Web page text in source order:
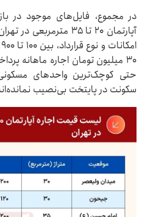
در مجموع، فایل‌های موجود در
آپارتمان ۲۰ تا ۳۵
۳۰ میلیون تومان اجاره ماهانه
حتی کوچک‌ترین واحدهای
سکونت در پایتخت بی‌نصیب